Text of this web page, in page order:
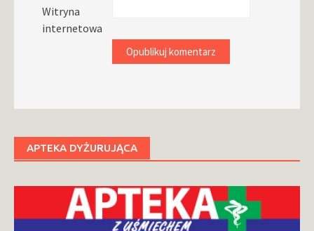
Witryna
internetowa
APTEKA DYŻURUJĄCA